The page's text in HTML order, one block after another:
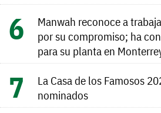
Manwah reconoce a
por su compromiso; ha
para su planta en
La Casa de los Famosos
nominados